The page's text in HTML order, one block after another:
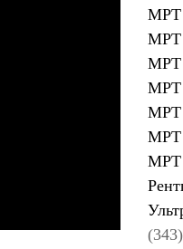
МРТ
МРТ
МРТ
МРТ
МРТ
МРТ
МРТ
(343)